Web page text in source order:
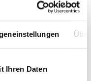
Ihren Daten
Bild vergrößern